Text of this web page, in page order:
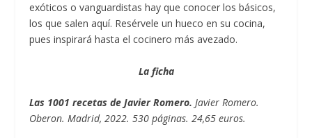
exóticos o vanguardistas hay que conocer los básicos,
los que salen aquí. Resérvele un hueco en su cocina,
pues inspirará hasta el cocinero más avezado.
La ficha
Las 1001 recetas de Javier Romero. Javier Romero.
Oberon. Madrid, 2022. 530 páginas. 24,65 euros.